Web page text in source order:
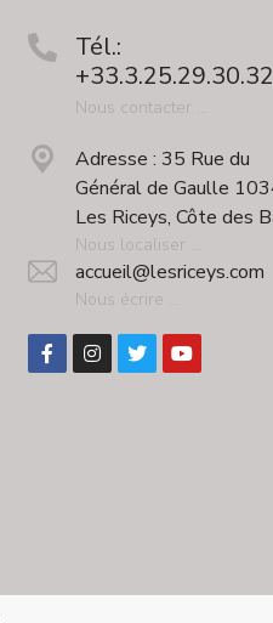
Tél.:
+33.3.25.29.30.32
Nous contacter ...
Adresse : 35 Rue du
Général de Gaulle
Les Riceys, Côte des
Nous localiser ...
accueil@lesriceys.com
Nous écrire ...